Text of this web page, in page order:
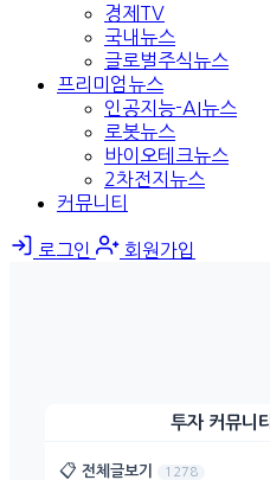
경제TV
국내뉴스
글로벌주식뉴스
프리미엄뉴스
인공지능-AI뉴스
로봇뉴스
바이오테크뉴스
2차전지뉴스
커뮤니티
로그인 회원가입
투자 커뮤니티
📋 전체글보기 1278